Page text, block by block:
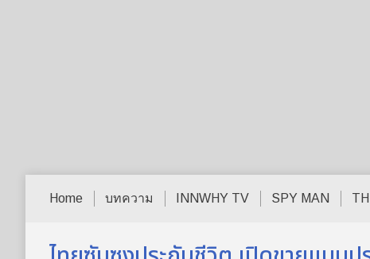
Home บทความ INNWHY TV SPY MAN